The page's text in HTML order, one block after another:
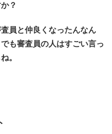
？
員と仲良くなったんなん
も審査員の人はすごい言っ
。